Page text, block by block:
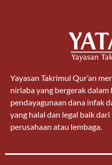
Yayasan Takrimul Qur’an
nirlaba yang bergerak
pendayagunaan dana infak
yang halal dan legal baik
perusahaan atau lembaga.